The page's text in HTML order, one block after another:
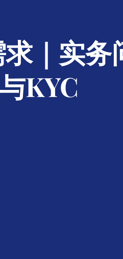
｜实务
KYC